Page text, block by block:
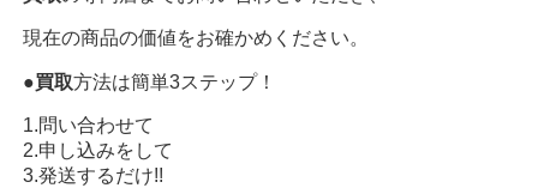
現在の商品の価値をお確かめください。
●買取方法は簡単3ステップ！
1.問い合わせて
2.申し込みをして
3.発送するだけ!!